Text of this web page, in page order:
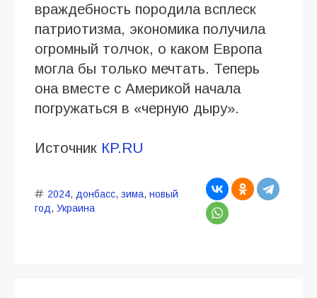
враждебность породила всплеск
патриотизма, экономика получила
огромный толчок, о каком Европа
могла бы только мечтать. Теперь
она вместе с Америкой начала
погружаться в «черную дыру».
Источник КP.RU
2024, донбасс, зима, новый
год, Украина